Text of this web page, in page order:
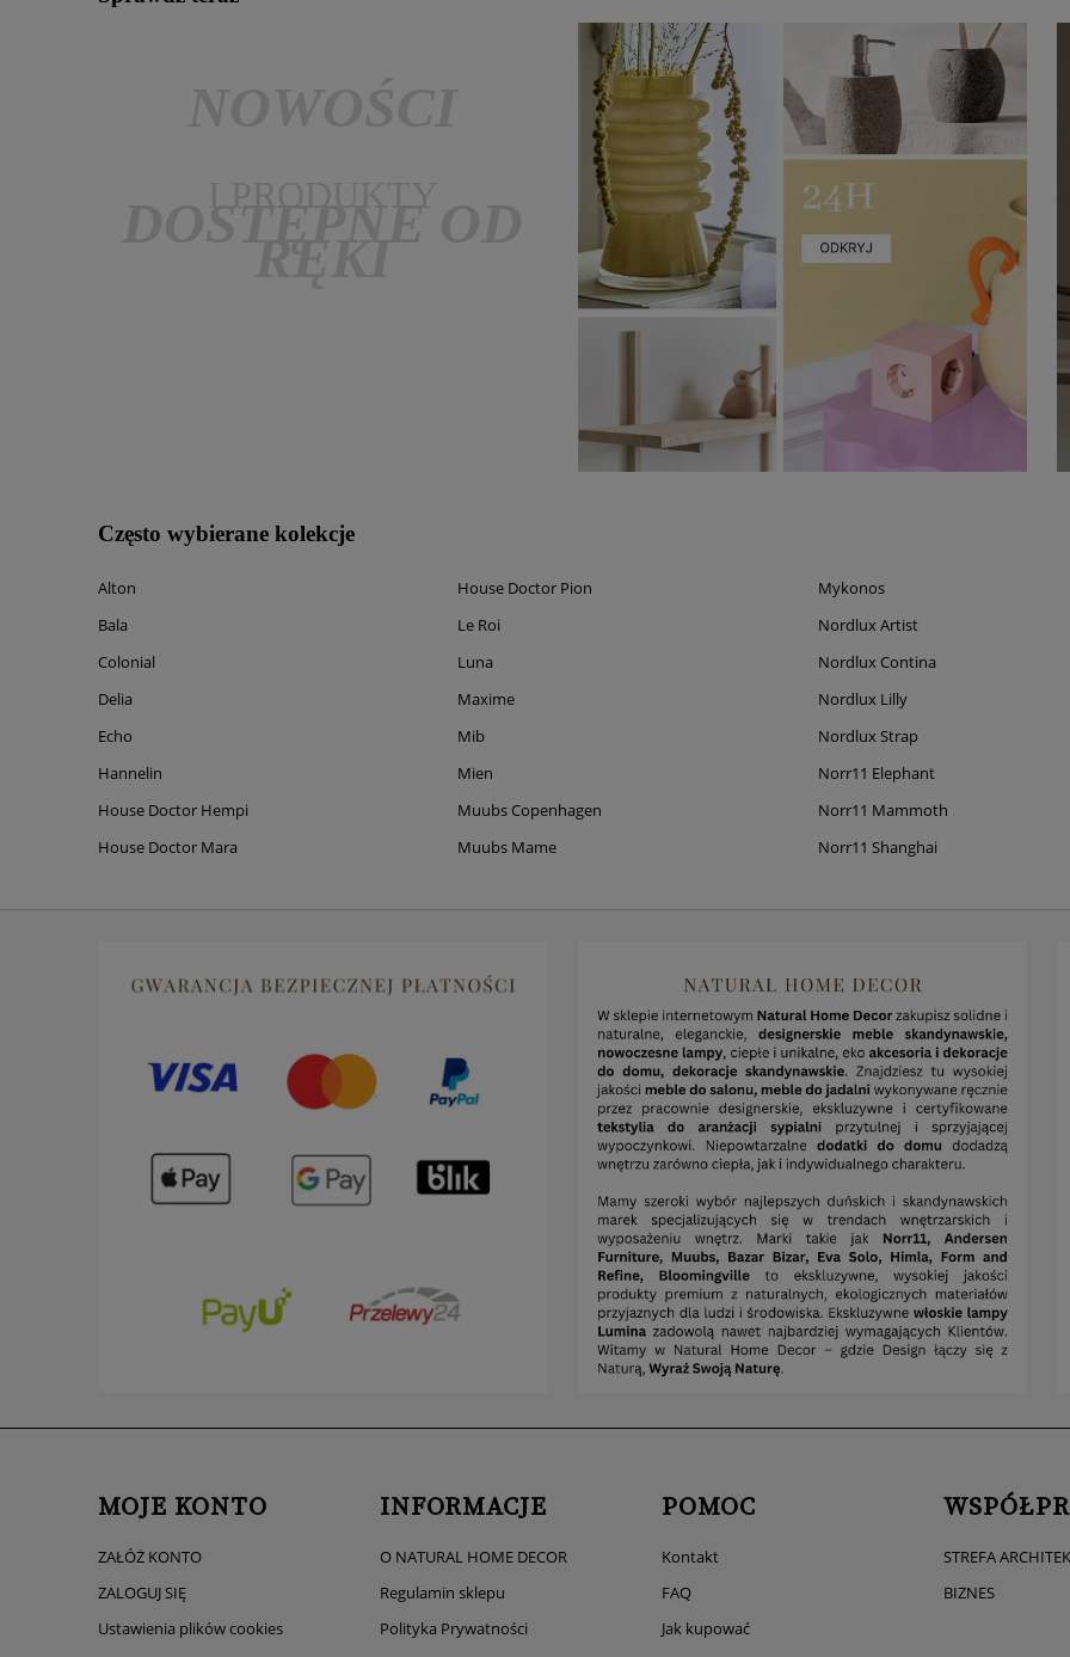
Często wybierane kolekcje
Alton
Bala
Colonial
Delia
Echo
Hannelin
House Doctor Hempi
House Doctor Mara
House Doctor Pion
Le Roi
Luna
Maxime
Mib
Mien
Muubs Copenhagen
Muubs Mame
Mykonos
Nordlux Artist
Nordlux Contina
Nordlux Lilly
Nordlux Strap
Norr11 Elephant
Norr11 Mammoth
Norr11 Shanghai
MOJE KONTO
ZAŁÓŻ KONTO
ZALOGUJ SIĘ
Ustawienia plików cookies
INFORMACJE
O NATURAL HOME DECOR
Regulamin sklepu
Polityka Prywatności
POMOC
Kontakt
FAQ
Jak kupować
STREFA
BIZNES